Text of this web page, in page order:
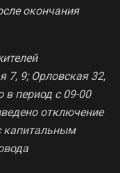
окончания
7, 9; Орловская 32,
в период с 09-00
отключение
капитальным